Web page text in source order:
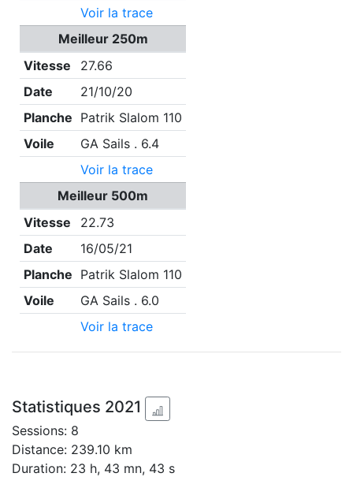
Voir la trace
Meilleur 250m
Vitesse
27.66
Date
21/10/20
Planche Patrik Slalom 110
Voile
GA Sails . 6.4
Voir la trace
Meilleur 500m
Vitesse
22.73
Date
16/05/21
Planche Patrik Slalom 110
Voile
GA Sails . 6.0
Voir la trace
Statistiques 2021
Sessions: 8
Distance: 239.10 km
Duration: 23 h, 43 mn, 43 s